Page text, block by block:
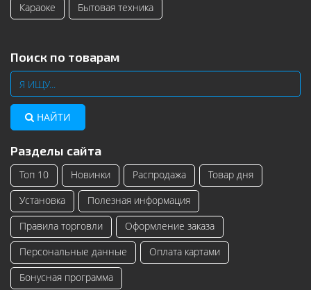
Караоке
Бытовая техника
Поиск по товарам
НАЙТИ
Разделы сайта
Топ 10 Новинки Распродажа
Товар дня
Установка
Полезная информация
Правила торговли
Оформление заказа
Персональные данные
Оплата картами
Бонусная программа